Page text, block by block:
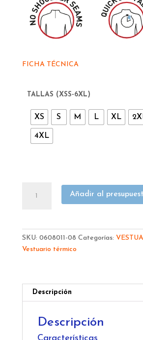
FICHA TÉCNICA
TALLAS (XSS-6XL)
XS S M L XL
4XL
HELLY
NEGRA
LIFA
Añadir al
SKU: 0608011-08 Categorías:
Vestuario térmico
Descripción
Descripción